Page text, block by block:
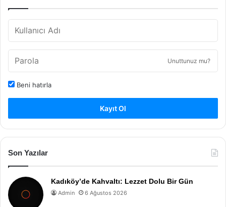
Unuttunuz mu?
Beni hatırla
Kayıt Ol
Son Yazılar
Kadıköy’de Kahvaltı: Lezzet Dolu Bir Gün
Admin 6 Ağustos 2026